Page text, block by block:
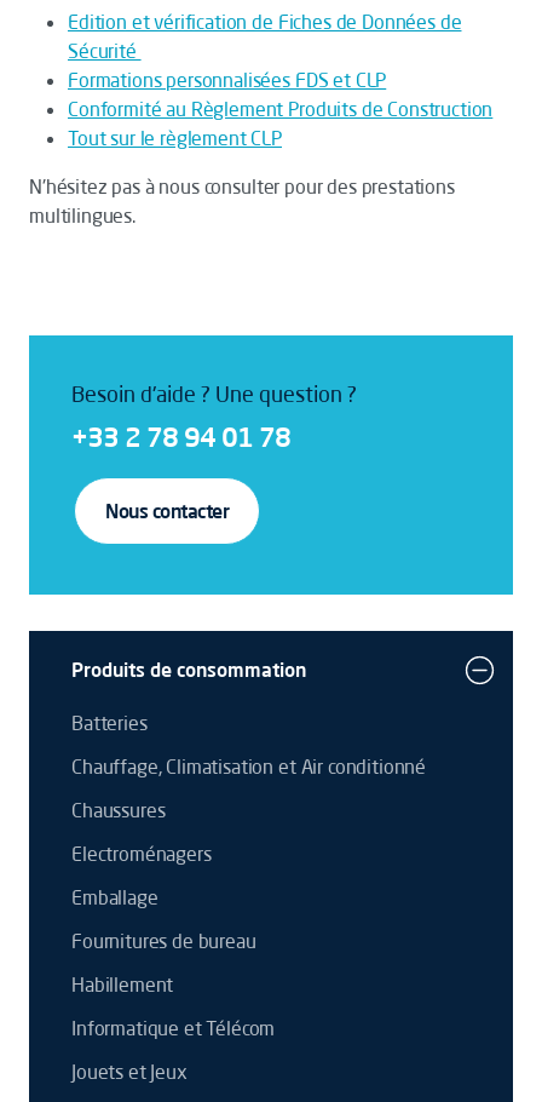
Edition et vérification de Fiches de Données de
Sécurité
Formations personnalisées FDS et CLP
Conformité au Règlement Produits de Construction
Tout sur le règlement CLP
N'hésitez pas à nous consulter pour des prestations
multilingues.
Besoin d'aide ? Une question ?
+33 2 78 94 01 78
Nous contacter
Produits de consommation
Batteries
Chauffage, Climatisation et Air conditionné
Chaussures
Electroménagers
Emballage
Fournitures de bureau
Habillement
Informatique et Télécom
Jouets et Jeux